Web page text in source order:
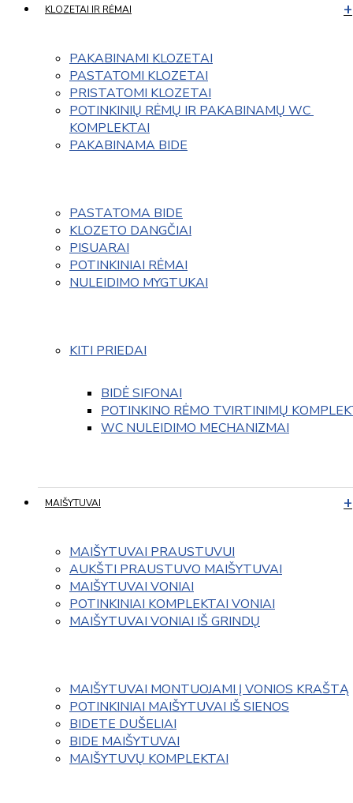
KLOZETAI IR RĖMAI
PAKABINAMI KLOZETAI
PASTATOMI KLOZETAI
PRISTATOMI KLOZETAI
POTINKINIŲ RĖMŲ IR PAKABINAMŲ WC
KOMPLEKTAI
PAKABINAMA BIDE
PASTATOMA BIDE
KLOZETO DANGČIAI
PISUARAI
POTINKINIAI RĖMAI
NULEIDIMO MYGTUKAI
KITI PRIEDAI
BIDĖ SIFONAI
POTINKINO RĖMO TVIRTINIMŲ
WC NULEIDIMO MECHANIZMAI
MAIŠYTUVAI
MAIŠYTUVAI PRAUSTUVUI
AUKŠTI PRAUSTUVO MAIŠYTUVAI
MAIŠYTUVAI VONIAI
POTINKINIAI KOMPLEKTAI VONIAI
MAIŠYTUVAI VONIAI IŠ GRINDŲ
MAIŠYTUVAI MONTUOJAMI Į VONIOS KRAŠTĄ
POTINKINIAI MAIŠYTUVAI IŠ SIENOS
BIDETE DUŠELIAI
BIDE MAIŠYTUVAI
MAIŠYTUVŲ KOMPLEKTAI